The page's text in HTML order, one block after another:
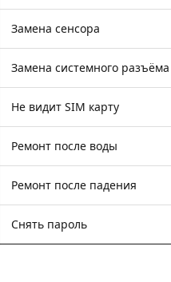
Замена сенсора
Замена системного разъёма
Не видит SIM карту
Ремонт после воды
Ремонт после падения
Снять пароль